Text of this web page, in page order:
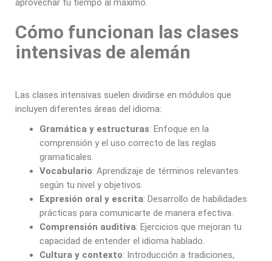
aprovechar tu tiempo al máximo.
Cómo funcionan las clases
intensivas de alemán
Las clases intensivas suelen dividirse en módulos que
incluyen diferentes áreas del idioma:
Gramática y estructuras: Enfoque en la
comprensión y el uso correcto de las reglas
gramaticales.
Vocabulario: Aprendizaje de términos relevantes
según tu nivel y objetivos.
Expresión oral y escrita: Desarrollo de habilidades
prácticas para comunicarte de manera efectiva.
Comprensión auditiva: Ejercicios que mejoran tu
capacidad de entender el idioma hablado.
Cultura y contexto: Introducción a tradiciones,